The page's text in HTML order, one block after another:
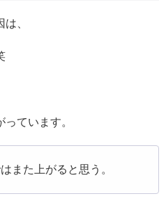
、
ています。
また上がると思う。